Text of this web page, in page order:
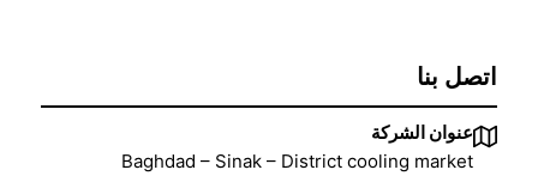
اتصل بنا
عنوان الشركة
Baghdad – Sinak – District cooling market